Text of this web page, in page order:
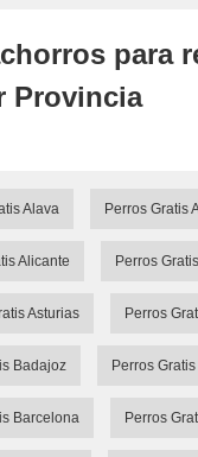
para
Provincia
Alava Perros Gratis
Alicante Perros
Asturias Perros
Badajoz Perros
Barcelona Perros